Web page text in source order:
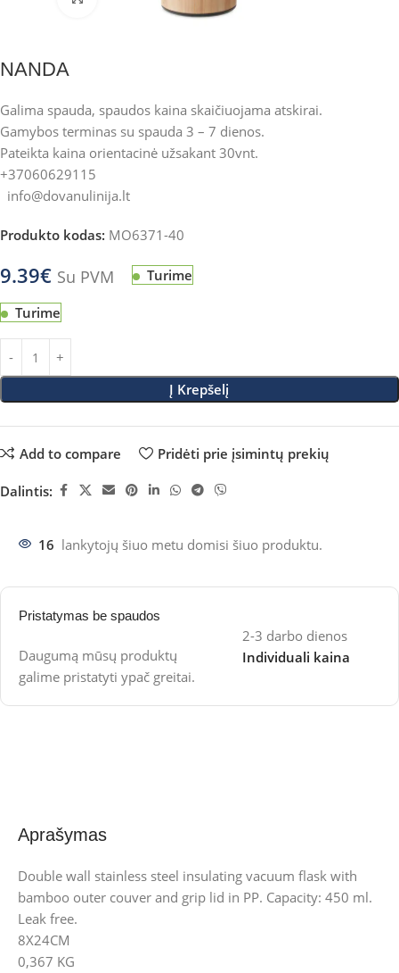
NANDA
Galima spauda, spaudos kaina skaičiuojama atskirai.
Gamybos terminas su spauda 3 – 7 dienos.
Pateikta kaina orientacinė užsakant 30vnt.
+37060629115
info@dovanulinija.lt
Produkto kodas: MO6371-40
9.39€ Su PVM Turime
Turime
Į Krepšelį
Add to compare Pridėti prie įsimintų prekių
Dalintis:
16 lankytojų šiuo metu domisi šiuo produktu.
Pristatymas be spaudos
Daugumą mūsų produktų
galime pristatyti ypač greitai.
2-3 darbo dienos
Individuali kaina
Aprašymas
Double wall stainless steel insulating vacuum flask with
bamboo outer couver and grip lid in PP. Capacity: 450 ml.
Leak free.
8X24CM
0,367 KG